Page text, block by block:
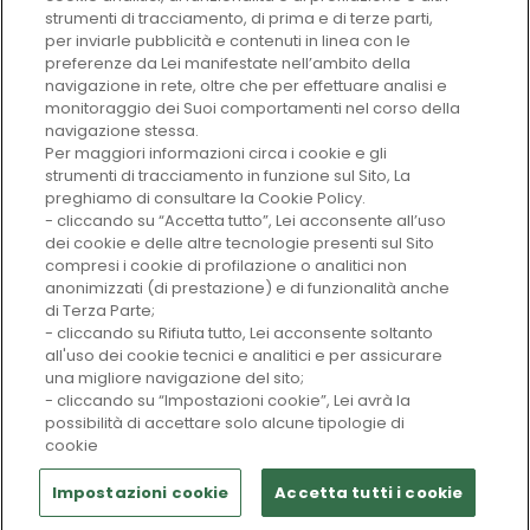
Mensa
Lezioni ed esami
Come raggiungerci
Blackboard
AUTORI
VAI AL SITO
UNIVERSITÀ VITA -
SALUTE SAN RAFFAELE
Copyright © 2026, Università
Vita-Salute San Raffaele
strumenti di tracciamento, di prima e di terze parti,
per inviarle pubblicità e contenuti in linea con le
preferenze da Lei manifestate nell’ambito della
navigazione in rete, oltre che per effettuare analisi e
monitoraggio dei Suoi comportamenti nel corso della
navigazione stessa.
Per maggiori informazioni circa i cookie e gli
strumenti di tracciamento in funzione sul Sito, La
preghiamo di consultare la Cookie Policy.
- cliccando su “Accetta tutto”, Lei acconsente all’uso
dei cookie e delle altre tecnologie presenti sul Sito
compresi i cookie di profilazione o analitici non
anonimizzati (di prestazione) e di funzionalità anche
di Terza Parte;
- cliccando su Rifiuta tutto, Lei acconsente soltanto
all'uso dei cookie tecnici e analitici e per assicurare
una migliore navigazione del sito;
- cliccando su “Impostazioni cookie”, Lei avrà la
possibilità di accettare solo alcune tipologie di
cookie
Impostazioni cookie Accetta tutti i cookie